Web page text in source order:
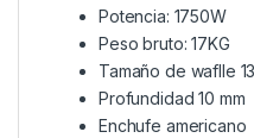
Potencia: 1750W
Peso bruto: 17KG
Tamaño de waflle
Profundidad 10 mm
Enchufe americano